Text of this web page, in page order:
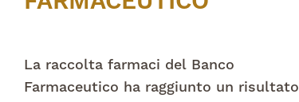
La raccolta farmaci del Banco
Farmaceutico ha raggiunto un risultato